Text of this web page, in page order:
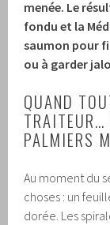
menée. Le
fondu et la
saumon pour
ou à garder
QUAND
TRAITEUR…
PALMIERS
Au moment du
choses : un
dorée. Les